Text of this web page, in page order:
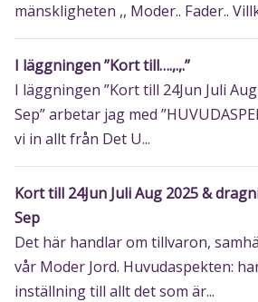
mänskligheten ,, Moder.. Fader..
I läggningen ”Kort till….,.,.”
I läggningen ”Kort till 24Jun Juli
Sep” arbetar jag med
vi in allt från Det U...
Kort till 24Jun Juli Aug 2025 &
Sep
Det här handlar om tillvaron,
vår Moder Jord. Huvudaspekten:
inställning till allt det som är...